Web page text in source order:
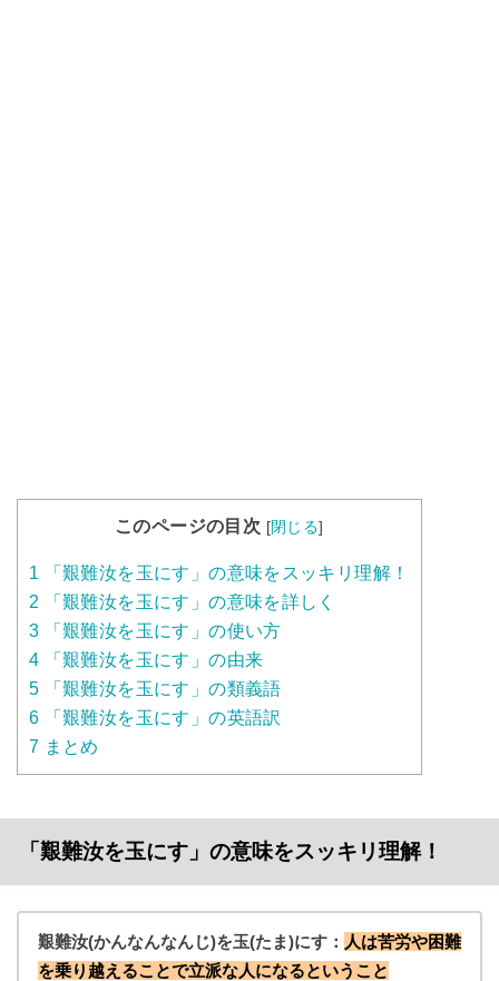
このページの目次 [閉じる]
1 「艱難汝を玉にす」の意味をスッキリ理解！
2 「艱難汝を玉にす」の意味を詳しく
3 「艱難汝を玉にす」の使い方
4 「艱難汝を玉にす」の由来
5 「艱難汝を玉にす」の類義語
6 「艱難汝を玉にす」の英語訳
7 まとめ
「艱難汝を玉にす」の意味をスッキリ理解！
艱難汝(かんなんなんじ)を玉(たま)にす： 人は苦労や困難
を乗り越えることで立派な人になるということ